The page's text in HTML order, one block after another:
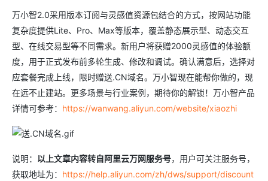
万小智2.0采用版本订阅与灵感值资源包结合的方式，按网站功能
复杂度提供Lite、Pro、Max等版本，覆盖静态展示型、动态交互
型、在线交易型等不同需求。新用户将获赠2000灵感值的体验额
度，用于正式发布前多轮生成、修改和调试。确认满意后，选择对
应套餐完成上线，限时赠送.CN域名。万小智现在能帮你做的，现
在远不止建站。更多场景与行业案例，期待你的解锁！万小智产品
详情可参考： https://wanwang.aliyun.com/website/xiaozhi
说明： 以上文章内容转自阿里云万网服务号，用户可关注服务号，
获取地址为： https://help.aliyun.com/zh/dws/support/discount